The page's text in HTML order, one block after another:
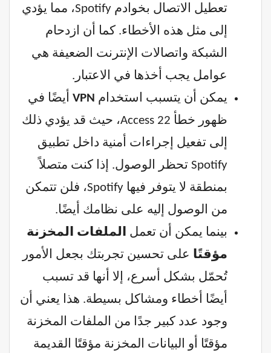
تعطيل الاتصال بخوادم Spotify، مما يؤدي
إلى مثل هذه الأخطاء. كما أن ازدحام
الشبكة واتصالات الإنترنت الضعيفة هي
عوامل يجب أخذها في الاعتبار.
يمكن أن يتسبب استخدام VPN أيضًا في
ظهور خطأ Access 22، حيث قد يؤدي ذلك
إلى تفعيل إجراءات أمنية داخل تطبيق
Spotify تحظر الوصول. إذا كنت متصلاً
بمنطقة لا يتوفر فيها Spotify، فلن تتمكن
من الوصول إليه على نظامك أيضًا.
بينما يمكن أن تعمل
الملفات المخزنة
مؤقتًا على تحسين تجربتك بجعل الأمور
تُحمّل بشكل أسرع، إلا أنها قد تسبب
أيضًا أخطاء ومشاكل بسيطة. هذا يعني أن
وجود عدد كبير جدًا من الملفات المخزنة
مؤقتًا أو البيانات المخزنة مؤقتًا القديمة